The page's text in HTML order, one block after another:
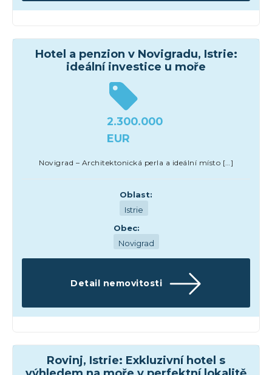
Hotel a penzion v Novigradu, Istrie:
ideální investice u moře
2.300.000
EUR
Novigrad – Architektonická perla a ideální místo […]
Oblast:
Istrie
Obec:
Novigrad
Detail nemovitosti
Rovinj, Istrie: Exkluzivní hotel s